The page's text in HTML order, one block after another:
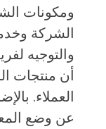
ومكونات
الشركة
والتوجيه
أن منتجات
العملاء.
عن وضع